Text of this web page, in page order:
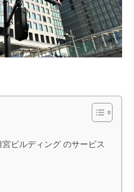
ビルディング のサービス